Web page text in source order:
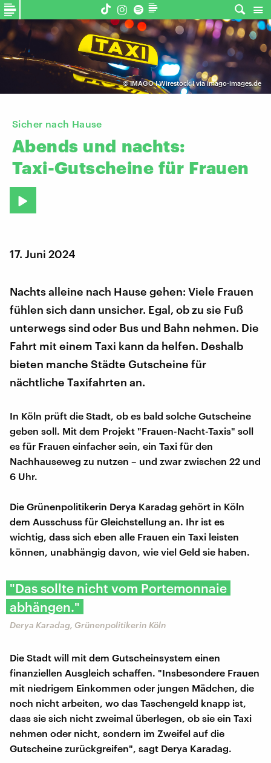
©IMAGO I Wirestock I via imago-images.de
Sicher nach Hause
Abends und nachts:
Taxi-Gutscheine für Frauen
17. Juni 2024
Nachts alleine nach Hause gehen: Viele Frauen
fühlen sich dann unsicher. Egal, ob zu sie Fuß
unterwegs sind oder Bus und Bahn nehmen. Die
Fahrt mit einem Taxi kann da helfen. Deshalb
bieten manche Städte Gutscheine für
nächtliche Taxifahrten an.
In Köln prüft die Stadt, ob es bald solche Gutscheine
geben soll. Mit dem Projekt "Frauen-Nacht-Taxis" soll
es für Frauen einfacher sein, ein Taxi für den
Nachhauseweg zu nutzen – und zwar zwischen 22 und
6 Uhr.
Die Grünenpolitikerin Derya Karadag gehört in Köln
dem Ausschuss für Gleichstellung an. Ihr ist es
wichtig, dass sich eben alle Frauen ein Taxi leisten
können, unabhängig davon, wie viel Geld sie haben.
"Das sollte nicht vom Portemonnaie
abhängen."
Derya Karadag, Grünenpolitikerin Köln
Die Stadt will mit dem Gutscheinsystem einen
finanziellen Ausgleich schaffen. "Insbesondere Frauen
mit niedrigem Einkommen oder jungen Mädchen, die
noch nicht arbeiten, wo das Taschengeld knapp ist,
dass sie sich nicht zweimal überlegen, ob sie ein Taxi
nehmen oder nicht, sondern im Zweifel auf die
Gutscheine zurückgreifen", sagt Derya Karadag.